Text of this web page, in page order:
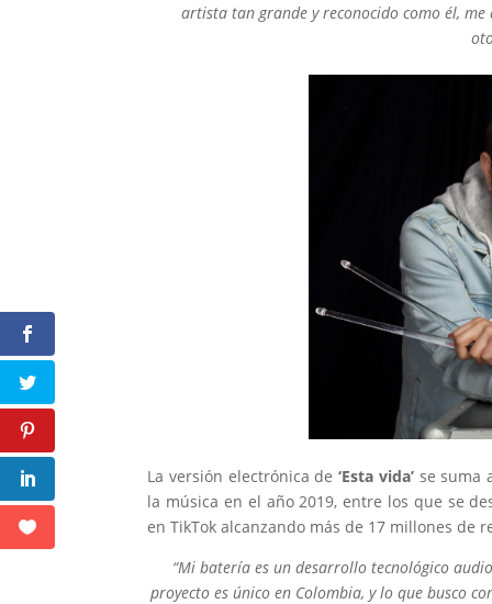
artista tan grande y reconocido como él,
La versión electrónica de ‘Esta vida’se suma
la música en el año 2019, entre los que se
en TikTok alcanzando más de 17 millones de
“Mi batería es un desarrollo tecnológico
proyecto es único en Colombia, y lo que busco